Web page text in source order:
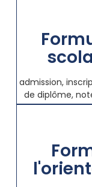
admission,
de diplôme,